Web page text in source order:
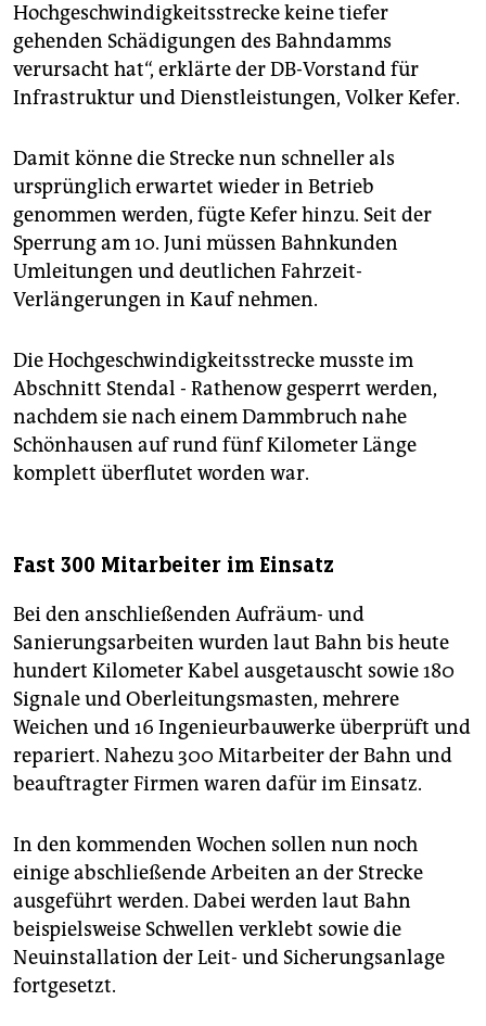
Hochgeschwindigkeitsstrecke keine tiefer
gehenden Schädigungen des Bahndamms
verursacht hat“, erklärte der DB-Vorstand für
Infrastruktur und Dienstleistungen, Volker Kefer.
Damit könne die Strecke nun schneller als
ursprünglich erwartet wieder in Betrieb
genommen werden, fügte Kefer hinzu. Seit der
Sperrung am 10. Juni müssen Bahnkunden
Umleitungen und deutlichen Fahrzeit-
Verlängerungen in Kauf nehmen.
Die Hochgeschwindigkeitsstrecke musste im
Abschnitt Stendal - Rathenow gesperrt werden,
nachdem sie nach einem Dammbruch nahe
Schönhausen auf rund fünf Kilometer Länge
komplett überflutet worden war.
Fast 300 Mitarbeiter im Einsatz
Bei den anschließenden Aufräum- und
Sanierungsarbeiten wurden laut Bahn bis heute
hundert Kilometer Kabel ausgetauscht sowie 180
Signale und Oberleitungsmasten, mehrere
Weichen und 16 Ingenieurbauwerke überprüft und
repariert. Nahezu 300 Mitarbeiter der Bahn und
beauftragter Firmen waren dafür im Einsatz.
In den kommenden Wochen sollen nun noch
einige abschließende Arbeiten an der Strecke
ausgeführt werden. Dabei werden laut Bahn
beispielsweise Schwellen verklebt sowie die
Neuinstallation der Leit- und Sicherungsanlage
fortgesetzt.